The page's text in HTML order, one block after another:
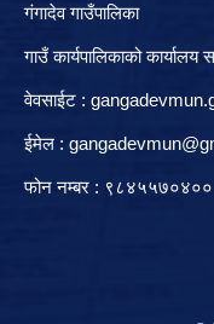
गंगादेव गाउँपालिका
गाउँ कार्यपालिकाको कार्यालय
वेवसाईट :
ईमेल :
फोन नम्बर : ९८४५५७०४००